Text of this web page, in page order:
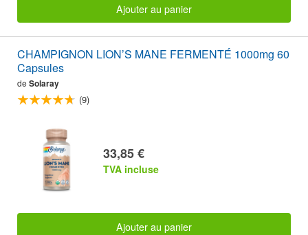
Ajouter au panier
CHAMPIGNON LION’S MANE FERMENTÉ 1000mg 60
Capsules
de Solaray
(9)
33,85 €
TVA incluse
Ajouter au panier